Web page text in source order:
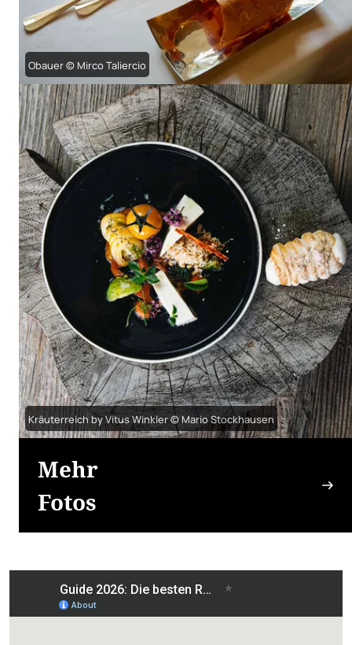
Obauer © Mirco Taliercio
Kräuterreich by Vitus Winkler © Mario Stockhausen
Mehr
Fotos